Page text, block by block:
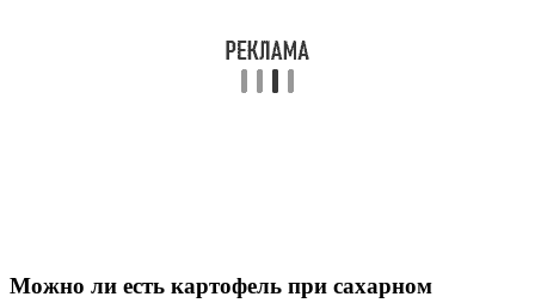
Можно ли есть картофель при сахарном